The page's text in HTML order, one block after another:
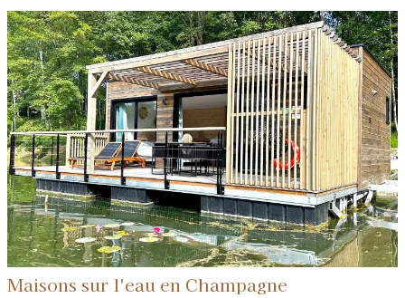
Maisons sur l'eau en Champagne